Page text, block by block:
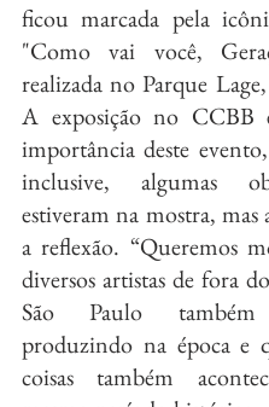
ficou marcada pela
"Como vai você,
realizada no Parque
A exposição no CCBB
importância deste
inclusive, algumas
estiveram na mostra,
a reflexão. “Queremos
diversos artistas de fora
São Paulo também
produzindo na época e
coisas também